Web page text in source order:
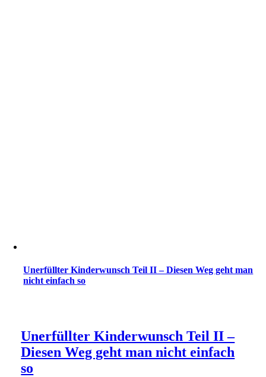
Unerfüllter Kinderwunsch Teil II – Diesen Weg geht man
nicht einfach so
Unerfüllter Kinderwunsch Teil II –
Diesen Weg geht man nicht einfach
so